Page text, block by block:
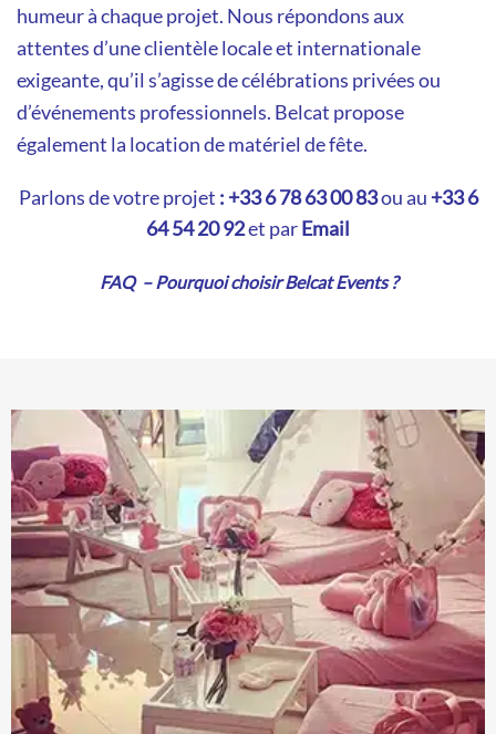
humeur à chaque projet. Nous répondons aux
attentes d’une clientèle locale et internationale
exigeante, qu’il s’agisse de célébrations privées ou
d’événements professionnels. Belcat propose
également la location de matériel de fête.
Parlons de votre projet : +336 78 63 00 83ou au +33 6
64 54 20 92et parEmail
FAQ – Pourquoi choisir Belcat Events ?